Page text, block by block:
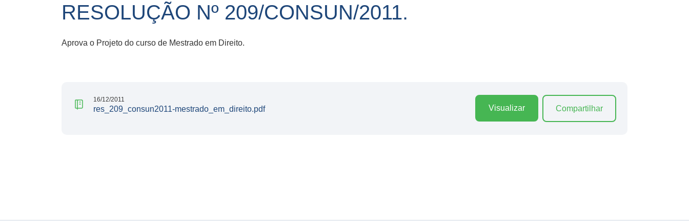
RESOLUÇÃO Nº 209/CONSUN/2011.
Aprova o Projeto do curso de Mestrado em Direito.
16/12/2011
res_209_consun2011-mestrado_em_direito.pdf Visualizar Compartilhar